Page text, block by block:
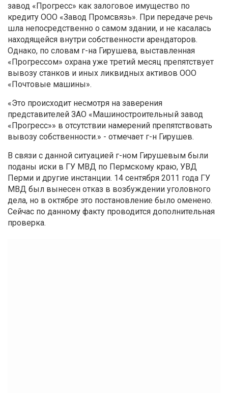
завод «Прогресс» как залоговое имущество по
кредиту ООО «Завод Промсвязь». При передаче речь
шла непосредственно о самом здании, и не касалась
находящейся внутри собственности арендаторов.
Однако, по словам г-на Гирушева, выставленная
«Прогрессом» охрана уже третий месяц препятствует
вывозу станков и иных ликвидных активов ООО
«Почтовые машины».
«Это происходит несмотря на заверения
представителей ЗАО «Машиностроительный завод
«Прогресс»» в отсутствии намерений препятствовать
вывозу собственности.» - отмечает г-н Гирушев.
В связи с данной ситуацией г-ном Гирушевым были
поданы иски в ГУ МВД по Пермскому краю, УВД
Перми и другие инстанции. 14 сентября 2011 года ГУ
МВД был вынесен отказ в возбуждении уголовного
дела, но в октябре это постановление было оменено.
Сейчас по данному факту проводится дополнительная
проверка.